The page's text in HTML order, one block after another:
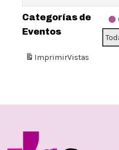
DISSABTE
09:00:
GUÀRDIA
Categorías de
Eventos
ImprimirVistas